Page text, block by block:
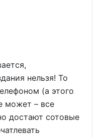
нельзя! То
(а этого
может – все
достают сотовые